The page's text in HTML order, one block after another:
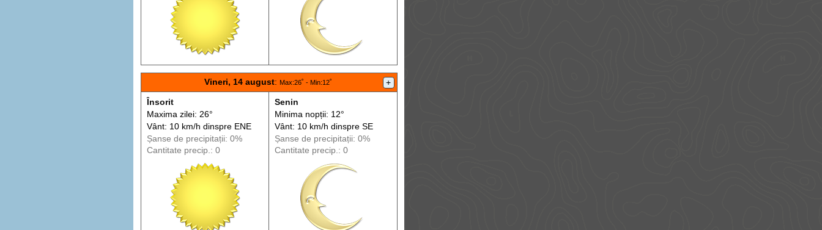
Vineri, 14 august: Max:26˚ - Min:12˚ +
Însorit
Maxima zilei: 26°
Vânt: 10 km/h dinspreENE
Șanse de precipitații: 0%
Cantitate precip.: 0
Senin
Minima nopții: 12°
Vânt: 10 km/h dinspreSE
Șanse de precipitații: 0%
Cantitate precip.: 0